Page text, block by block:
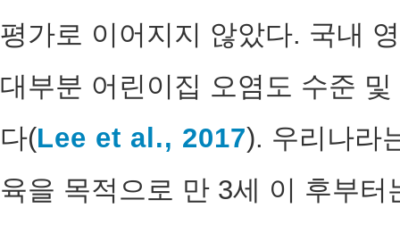
평가로 이어지지 않았다. 국내
대부분 어린이집 오염도 수준
다(Lee et al., 2017). 우리나라
육을 목적으로 만 3세 이 후부